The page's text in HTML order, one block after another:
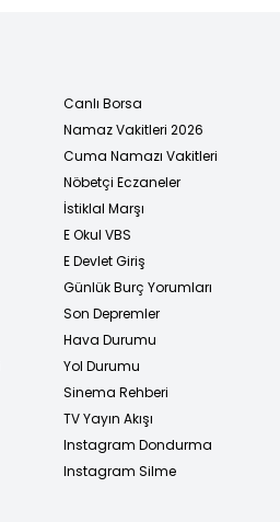
Canlı Borsa
Namaz Vakitleri 2026
Cuma Namazı Vakitleri
Nöbetçi Eczaneler
İstiklal Marşı
E Okul VBS
E Devlet Giriş
Günlük Burç Yorumları
Son Depremler
Hava Durumu
Yol Durumu
Sinema Rehberi
TV Yayın Akışı
Instagram Dondurma
Instagram Silme